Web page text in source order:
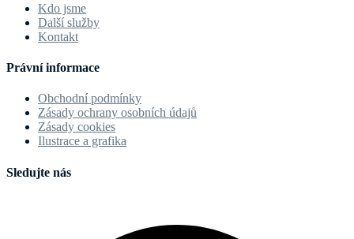
Kdo jsme
Další služby
Kontakt
Právní informace
Obchodní podmínky
Zásady ochrany osobních údajů
Zásady cookies
Ilustrace a grafika
Sledujte nás